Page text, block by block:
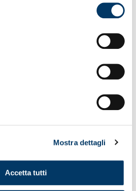
Mostra dettagli
Accetta tutti
dei giocatori